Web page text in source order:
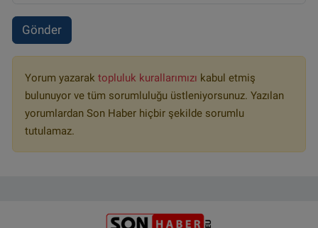
Gönder
Yorum yazarak topluluk kurallarımızı kabul etmiş
bulunuyor ve tüm sorumluluğu üstleniyorsunuz. Yazılan
yorumlardan Son Haber hiçbir şekilde sorumlu
tutulamaz.